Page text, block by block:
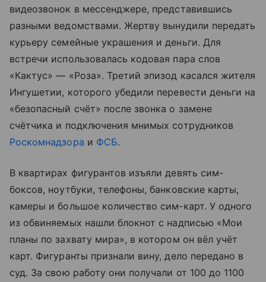
видеозвонок в мессенджере, представившись
разными ведомствами. Жертву вынудили передать
курьеру семейные украшения и деньги. Для
встречи использовалась кодовая пара слов
«Кактус» — «Роза». Третий эпизод касался жителя
Ингушетии, которого убедили перевести деньги на
«безопасный счёт» после звонка о замене
счётчика и подключения мнимых сотрудников
Роскомнадзора и ФСБ.
В квартирах фигурантов изъяли девять сим-
боксов, ноутбуки, телефоны, банковские карты,
камеры и большое количество сим-карт. У одного
из обвиняемых нашли блокнот с надписью «Мои
планы по захвату мира», в котором он вёл учёт
карт. Фигуранты признали вину, дело передано в
суд. За свою работу они получали от 100 до 1100